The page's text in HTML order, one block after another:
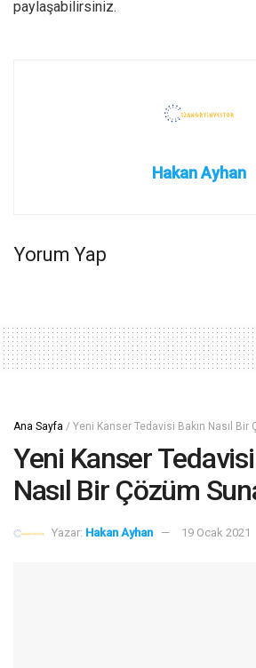
paylaşabilirsiniz.
Hakan Ayhan
Yorum Yap
Ana Sayfa / Yeni Kanser Tedavisi Bakın Nasıl Bir
Yeni Kanser Tedavisi
Nasıl Bir Çözüm
Yazar: Hakan Ayhan 19 Ocak 2021